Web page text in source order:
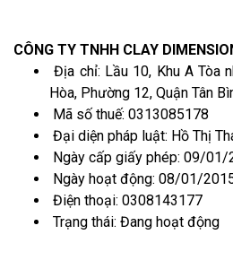
CÔNG TY TNHH CLAY
Địa chỉ: Lầu 10, Khu A Tòa
Hòa, Phường 12, Quận Tân
Mã số thuế: 0313085178
Đại diện pháp luật: Hồ Thị
Ngày cấp giấy phép: 09/01/
Ngày hoạt động: 08/01/
Điện thoại: 0308143177
Trạng thái: Đang hoạt động